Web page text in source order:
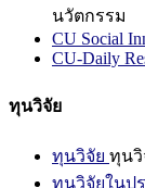
นวัตกรรม
CU Social
CU-Daily
ทุนวิจัย
ทุนวิจัย ทุนวิ
ทุนวิจัยในป